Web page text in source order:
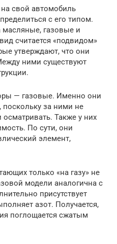
свой автомобиль
с его типом.
масляные, газовые и
считается «подвидом»
утверждают, что они
ними существуют
— газовые. Именно они
за ними не
Также у них
По сути, они
элемент,
только «на газу» не
модели аналогична с
присутствует
азот. Получается,
поглощается сжатым